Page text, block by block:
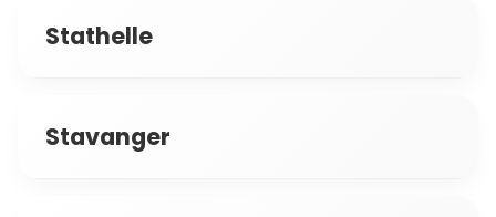
Stathelle
Stavanger